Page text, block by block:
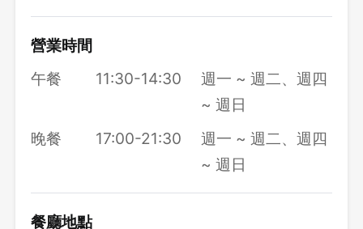
營業時間
午餐
11:30-14:30
週一 ~ 週二、週四
~ 週日
晚餐
17:00-21:30
週一 ~ 週二、週四
~ 週日
餐廳地點